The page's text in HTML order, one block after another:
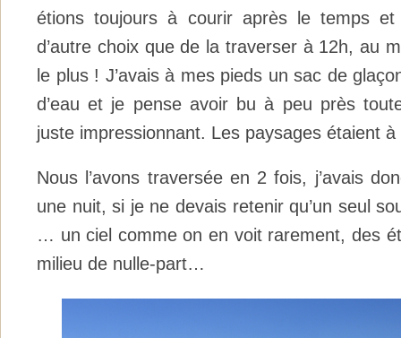
étions toujours à courir après le temps et
d’autre choix que de la traverser à 12h, au
le plus ! J’avais à mes pieds un sac de
d’eau et je pense avoir bu à peu près
juste impressionnant. Les paysages étaient
Nous l’avons traversée en 2 fois, j’avais
une nuit, si je ne devais retenir qu’un seul
… un ciel comme on en voit rarement, des
milieu de nulle-part…